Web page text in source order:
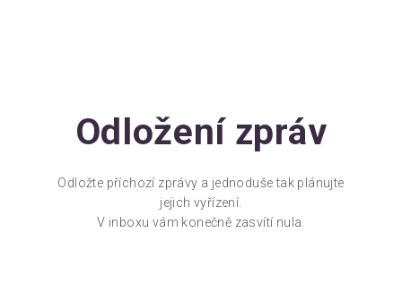
Odložení zpráv
Odložte příchozí zprávy a jednoduše tak plánujte
jejich vyřízení.
V inboxu vám konečně zasvítí nula.